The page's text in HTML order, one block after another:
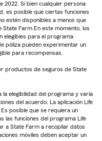
2022. Si bien cualquier persona
es posible que ciertas funciones
estén disponibles a menos que
State Farm.En este momento, los
elegibles para el programa
póliza pueden experimentar un
para recompensas.
productos de seguros de State
la elegibilidad del programa y varía
del acuerdo. La aplicación Life
posible que se requiera un
las funciones del programa Life
a State Farm a recopilar datos
móviles deben aceptar un